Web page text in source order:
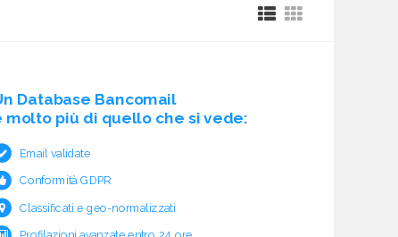
Database Bancomail
molto più di quello che si vede:
Email validate
Conformità GDPR
Classificati e geo-normalizzati